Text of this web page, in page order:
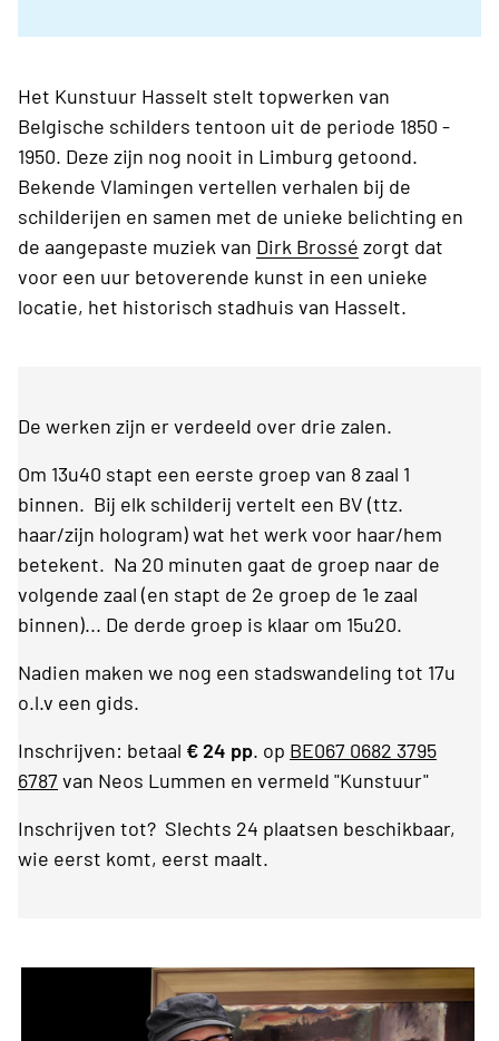
Het Kunstuur Hasselt stelt topwerken van
Belgische schilders tentoon uit de periode 1850 -
1950. Deze zijn nog nooit in Limburg getoond.
Bekende Vlamingen vertellen verhalen bij de
schilderijen en samen met de unieke belichting en
de aangepaste muziek van Dirk Brossé zorgt dat
voor een uur betoverende kunst in een unieke
locatie, het historisch stadhuis van Hasselt.
De werken zijn er verdeeld over drie zalen.
Om 13u40 stapt een eerste groep van 8 zaal 1
binnen. Bij elk schilderij vertelt een BV (ttz.
haar/zijn hologram) wat het werk voor haar/hem
betekent. Na 20 minuten gaat de groep naar de
volgende zaal (en stapt de 2e groep de 1e zaal
binnen)... De derde groep is klaar om 15u20.
Nadien maken we nog een stadswandeling tot 17u
o.l.v een gids.
Inschrijven: betaal € 24 pp. op BE067 0682 3795
6787van Neos Lummen en vermeld "Kunstuur"
Inschrijven tot? Slechts 24 plaatsen beschikbaar,
wie eerst komt, eerst maalt.